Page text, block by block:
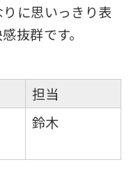
に思いっきり表
抜群です。
担当
鈴木